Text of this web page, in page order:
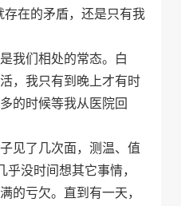
存在的矛盾，还是只有我
我们相处的常态。白
，我只有到晚上才有时
的时候等我从医院回
见了几次面，测温、值
没时间想其它事情，
的亏欠。直到有一天，